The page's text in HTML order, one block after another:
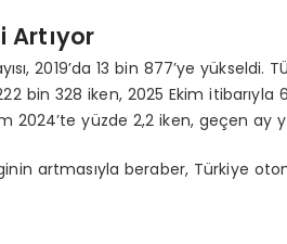
Artıyor
2019’da 13 bin 877’ye
bin 328 iken, 2025 Ekim
2024’te yüzde 2,2 iken, geçen ay
artmasıyla beraber, Türkiye